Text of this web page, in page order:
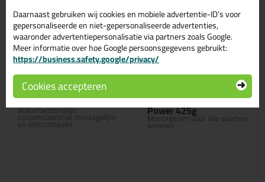
Griffon Aqua Max 425 G
Waterbestendige,
oplosmiddelvrije montagelijm
en afdichtingskit
Professionele keuze
12,75
Griffon Panel Max Direct
Power 425g
Montagelijm voor alle soorten
panelen
8,
Daarnaast gebruiken wij cookies en mobiele advertentie-ID’s voor
gepersonaliseerde en niet-gepersonaliseerde advertenties,
waaronder advertentiepersonalisatie via partners zoals Google.
Meer informatie over hoe Google persoonsgegevens gebruikt:
https://business.safety.google/privacy/
Cookies accepteren